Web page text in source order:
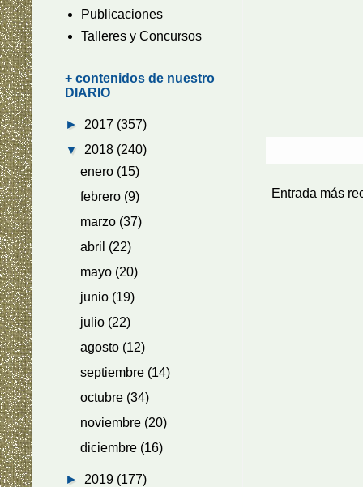
Entrada más
Publicaciones
Talleres y Concursos
+ contenidos de nuestro
DIARIO
► 2017 (357)
▼ 2018 (240)
enero (15)
febrero (9)
marzo (37)
abril (22)
mayo (20)
junio (19)
julio (22)
agosto (12)
septiembre (14)
octubre (34)
noviembre (20)
diciembre (16)
► 2019 (177)